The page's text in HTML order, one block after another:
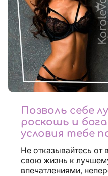
Позволь себе
роскошь и
условия тебе
условия и
Не отказывайтесь от
свою жизнь к
впечатлениями,